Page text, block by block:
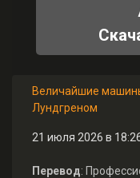
Величайшие
Лундгреном
21 июля 2026 в
Перевод: